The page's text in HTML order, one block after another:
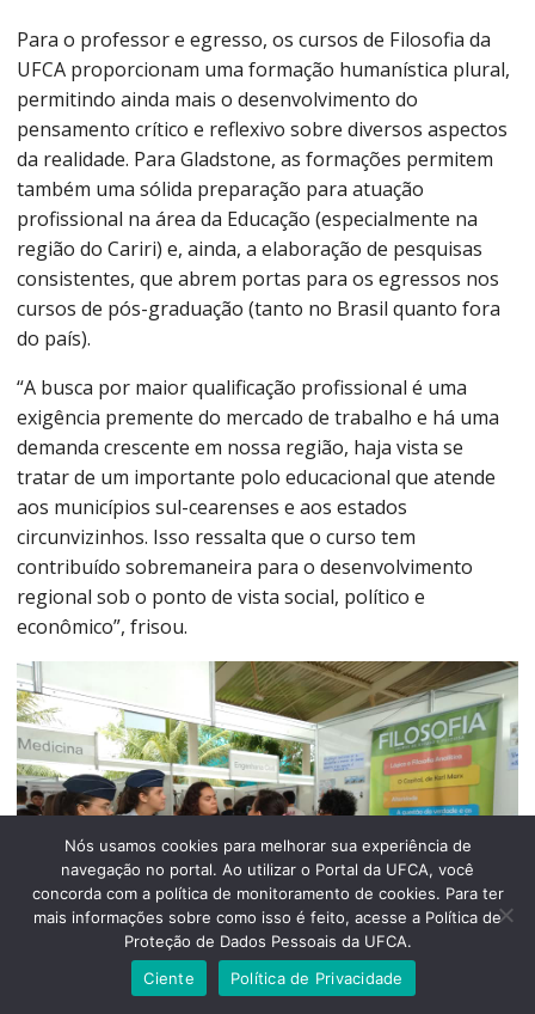
Para o professor e egresso, os cursos de Filosofia da
UFCA proporcionam uma formação humanística plural,
permitindo ainda mais o desenvolvimento do
pensamento crítico e reflexivo sobre diversos aspectos
da realidade. Para Gladstone, as formações permitem
também uma sólida preparação para atuação
profissional na área da Educação (especialmente na
região do Cariri) e, ainda, a elaboração de pesquisas
consistentes, que abrem portas para os egressos nos
cursos de pós-graduação (tanto no Brasil quanto fora
do país).
“A busca por maior qualificação profissional é uma
exigência premente do mercado de trabalho e há uma
demanda crescente em nossa região, haja vista se
tratar de um importante polo educacional que atende
aos municípios sul-cearenses e aos estados
circunvizinhos. Isso ressalta que o curso tem
contribuído sobremaneira para o desenvolvimento
regional sob o ponto de vista social, político e
econômico”, frisou.
Nós usamos cookies para melhorar sua experiência de
navegação no portal. Ao utilizar o Portal da UFCA, você
concorda com a política de monitoramento de cookies. Para ter
mais informações sobre como isso é feito, acesse a Política de
Proteção de Dados Pessoais da UFCA.
Ciente
Política de Privacidade